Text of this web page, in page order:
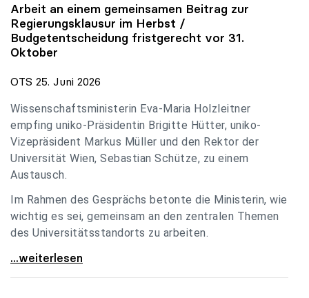
Arbeit an einem gemeinsamen Beitrag zur
Regierungsklausur im Herbst /
Budgetentscheidung fristgerecht vor 31.
Oktober
OTS 25. Juni 2026
Wissenschaftsministerin Eva-Maria Holzleitner
empfing uniko-Präsidentin Brigitte Hütter, uniko-
Vizepräsident Markus Müller und den Rektor der
Universität Wien, Sebastian Schütze, zu einem
Austausch.
Im Rahmen des Gesprächs betonte die Ministerin, wie
wichtig es sei, gemeinsam an den zentralen Themen
des Universitätsstandorts zu arbeiten.
Holzleitner empfing uniko-Spitze zum Austausch
...weiterlesen